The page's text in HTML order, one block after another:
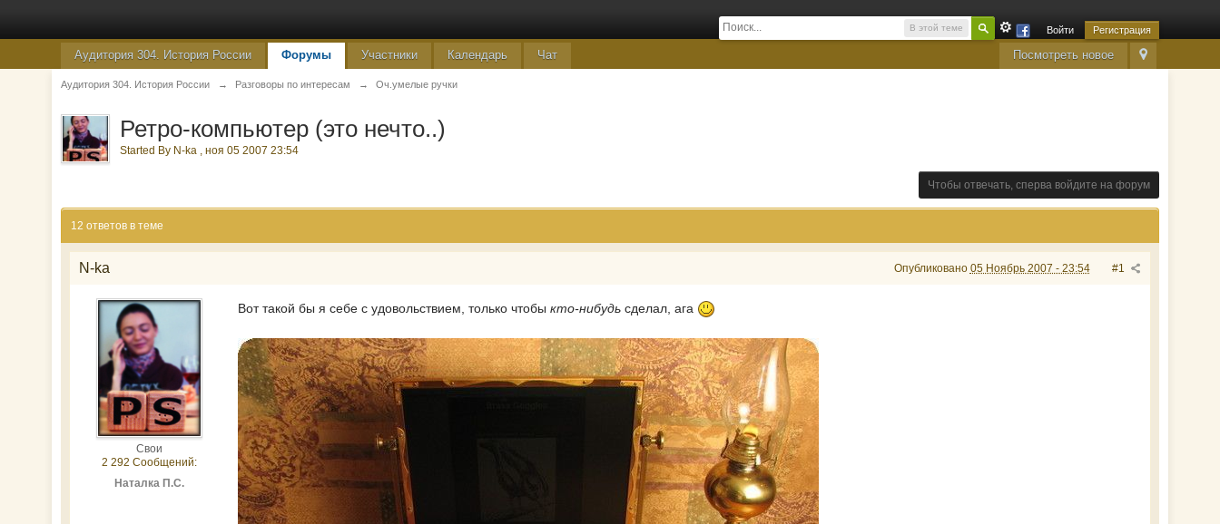
В этой теме Войти Регистрация
Посмотреть новое
Аудитория 304. История России Форумы Участники Календарь Чат
Аудитория 304. История России → Разговоры по интересам → Оч.умелые ручки
Ретро-компьютер (это нечто..)
Started By N-ka ,ноя 05 2007 23:54
Чтобы отвечать, сперва войдите на форум
12 ответов в теме
#1
N-ka Опубликовано 05 Ноябрь 2007 - 23:54
Свои
2 292 Сообщений:
Наталка П.С.
Вот такой бы я себе с удовольствием, только чтобыкто-нибудь сделал, ага